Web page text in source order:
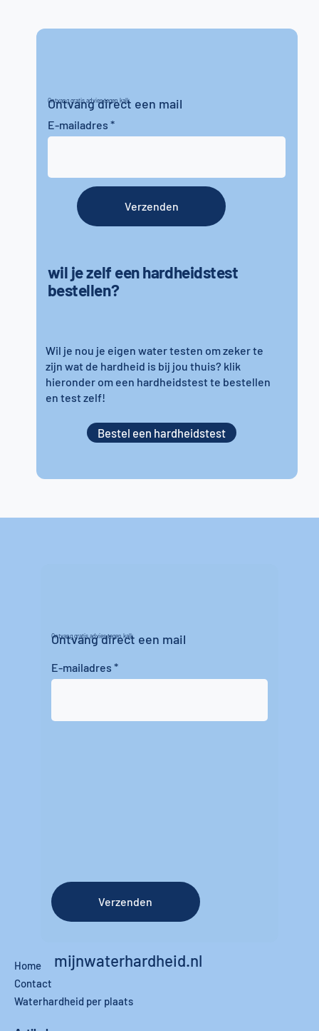
Ontvang gratis advies tegen kalk
Ontvang direct een mail
wil je zelf een hardheidstest
bestellen?
E-mailadres
Wil je nou je eigen water testen om zeker te
zijn wat de hardheid is bij jou thuis? klik
hieronder om een hardheidstest te bestellen
en test zelf!
Verzenden
Bestel een hardheidstest
Ontvang gratis advies tegen kalk
Ontvang direct een mail
E-mailadres
Verzenden
mijnwaterhardheid.nl
Home
Contact
Waterhardheid per plaats